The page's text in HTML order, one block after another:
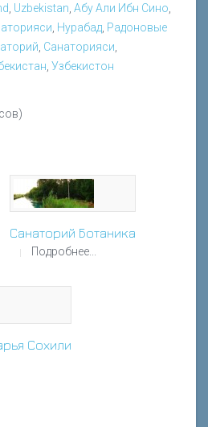
, Uzbekistan, Абу Али Ибн Сино,
, Нурабад, Радоновые
, Санаторияси,
, Узбекистон
Санаторий Ботаника
Подробнее...
Сохили